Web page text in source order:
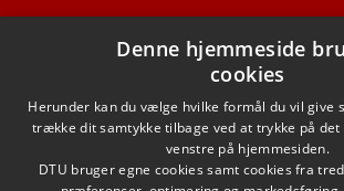
FACEBOOK
INSTAGRAM
Denne hjemmeside
cookies
Herunder kan du vælge hvilke formål du vil give
trække dit samtykke tilbage ved at trykke på
venstre på hjemmesiden.
DTU bruger egne cookies samt cookies fra